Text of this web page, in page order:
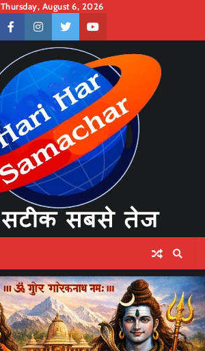
Thursday, August 6, 2026
facebookinstagramtwitteryoutube